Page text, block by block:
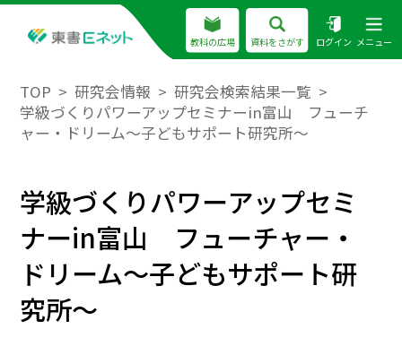
教科の広場 資料をさがす ログイン メニュー
TOP 研究会情報
研究会検索結果一覧
学級づくりパワーアップセミナーin富山 フューチ
ャー・ドリーム～子どもサポート研究所～
学級づくりパワーアップセミ
ナーin富山 フューチャー・
ドリーム～子どもサポート研
究所～